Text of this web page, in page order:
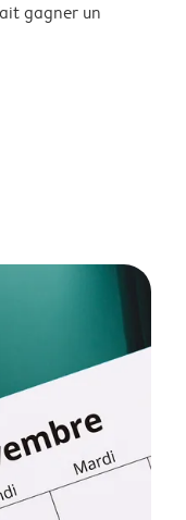
gagner un